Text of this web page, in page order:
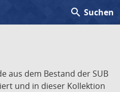
search Suchen
aus dem Bestand der SUB
und in dieser Kollektion